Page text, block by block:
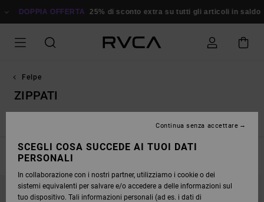
ALLADOPPIA OFFERTA 25% di sconto extra su tutti gli articoli in saldo
Felpe
ZIPPATI
FILTRA E ORDINA
SALTA
CRITERI
VISUALIZZA
SCEGLI COSA SUCCEDE AI TUOI DATI
PERSONALI
In collaborazione con i nostri partner, utilizziamo i cookie o dei
sistemi equivalenti per salvare e/o accedere a delle informazioni sul
tuo dispositivo. Tali informazioni personali (ad es. i dati di
Continua senza accettare